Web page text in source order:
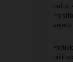
tādos